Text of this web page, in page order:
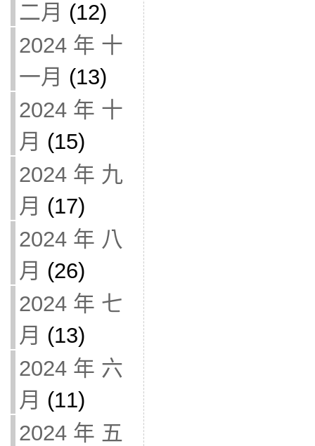
二月 (12)
2024 年 十
一月 (13)
2024 年 十
月 (15)
2024 年 九
月 (17)
2024 年 八
月 (26)
2024 年 七
月 (13)
2024 年 六
月 (11)
2024 年 五